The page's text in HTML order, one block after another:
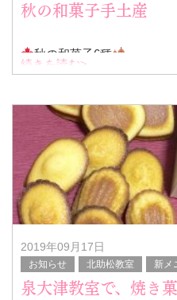
秋の和菓子手土産
秋の和菓子6種
ご注文あればお作り出来ま
沢山の場合はお早め
続きを読む>
2019年09月17日
お知らせ 北助松教室 新メ
泉大津教室で、焼き